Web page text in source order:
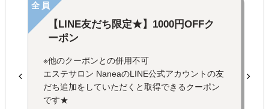
全員
【LINE友だち限定★】1000円OFFク
ーポン
※他のクーポンとの併用不可
エステサロン NaneaのLINE公式アカウントの友
だち追加をしていただくと取得できるクーポン
です★